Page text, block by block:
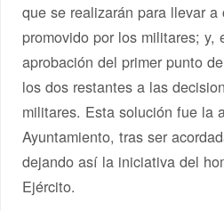
que se realizarán para llevar
promovido por los militares; y,
aprobación del primer punto
los dos restantes a las
militares. Esta solución fue la
Ayuntamiento, tras ser
dejando así la iniciativa del
Ejército.